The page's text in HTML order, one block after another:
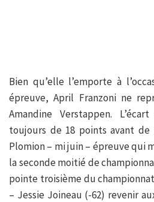
Bien qu’elle l’emporte à
épreuve, April Franzoni ne
Amandine Verstappen.
toujours de 18 points avant
Plomion – mi juin – épreuve qui
la seconde moitié de
pointe troisième du
– Jessie Joineau (-62) revenir